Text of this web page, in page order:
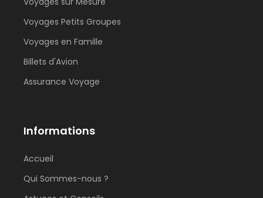
Voyages Petits Groupes
Voyages en Famille
Billets d'Avion
Assurance Voyage
Informations
Accueil
Qui Sommes-nous ?